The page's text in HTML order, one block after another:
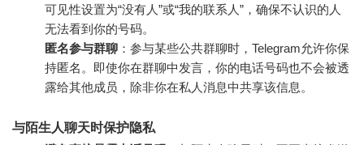
可见性设置为“没有人”或“我的联系人”，确保不认识的人
无法看到你的号码。
匿名参与群聊 ：参与某些公共群聊时，Telegram允许你保
持匿名。即使你在群聊中发言，你的电话号码也不会被透
露给其他成员，除非你在私人消息中共享该信息。
与陌生人聊天时保护隐私